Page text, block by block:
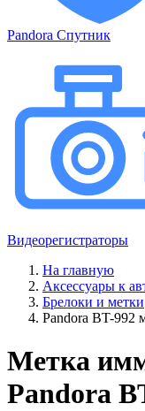
Pandora Спутник
Видеорегистраторы
На главную
Аксессуары к
Брелоки и метки
Pandora BT-992
Метка
Pandora